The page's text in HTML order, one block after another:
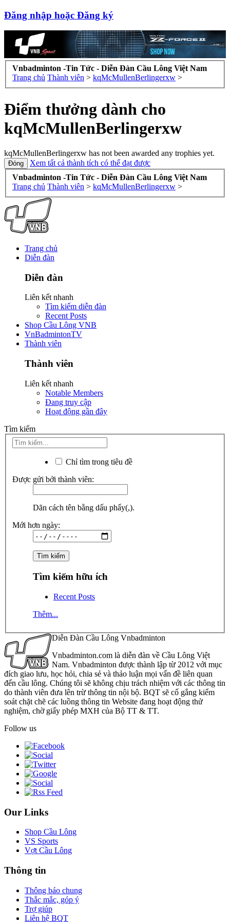
Đăng nhập hoặc Đăng ký
Vnbadminton -Tin Tức - Diễn Đàn Cầu Lông Việt Nam
Trang chủ Thành viên > kqMcMullenBerlingerxw >
Điểm thưởng dành cho
kqMcMullenBerlingerxw
kqMcMullenBerlingerxw has not been awarded any trophies yet.
Xem tất cả thành tích có thể đạt được
Vnbadminton -Tin Tức - Diễn Đàn Cầu Lông Việt Nam
Trang chủ Thành viên > kqMcMullenBerlingerxw >
Trang chủ
Diễn đàn
Diễn đàn
Liên kết nhanh
Tìm kiếm diễn đàn
Recent Posts
Shop Cầu Lông VNB
VnBadmintonTV
Thành viên
Thành viên
Liên kết nhanh
Notable Members
Đang truy cập
Hoạt động gần đây
Tìm kiếm
Chỉ tìm trong tiêu đề
Được gửi bởi thành viên:
Dãn cách tên bằng dấu phẩy(,).
Mới hơn ngày:
Tìm kiếm hữu ích
Recent Posts
Thêm...
Diễn Đàn Cầu Lông Vnbadminton
Vnbadminton.com là diễn đàn về Cầu Lông Việt
Nam. Vnbadminton được thành lập từ 2012 với mục
đích giao lưu, học hỏi, chia sẻ và thảo luận mọi vấn đề liên quan
đến cầu lông. Chúng tôi sẽ không chịu trách nhiệm với các thông tin
do thành viên đưa lên trừ thông tin nội bộ. BQT sẽ cố gắng kiểm
soát chặt chẽ các luồng thông tin Website đang hoạt động thử
nghiệm, chờ giấy phép MXH của Bộ TT & TT.
Follow us
Our Links
Shop Cầu Lông
VS Sports
Vợt Cầu Lông
Thông tin
Thông báo chung
Thắc mắc, góp ý
Trợ giúp
Liên hệ BQT